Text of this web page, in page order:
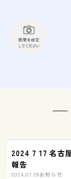
道場について
2024 7 17 名古
報告
2024.07.19お知らせ